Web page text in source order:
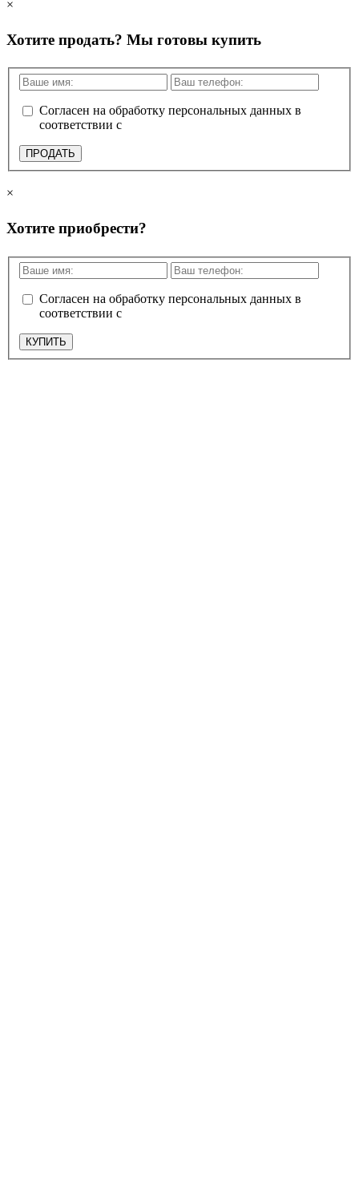
×
Хотите продать? Мы готовы купить
Согласен на обработку персональных данных в
соответствии с
ПРОДАТЬ
×
Хотите приобрести?
Согласен на обработку персональных данных в
соответствии с
КУПИТЬ